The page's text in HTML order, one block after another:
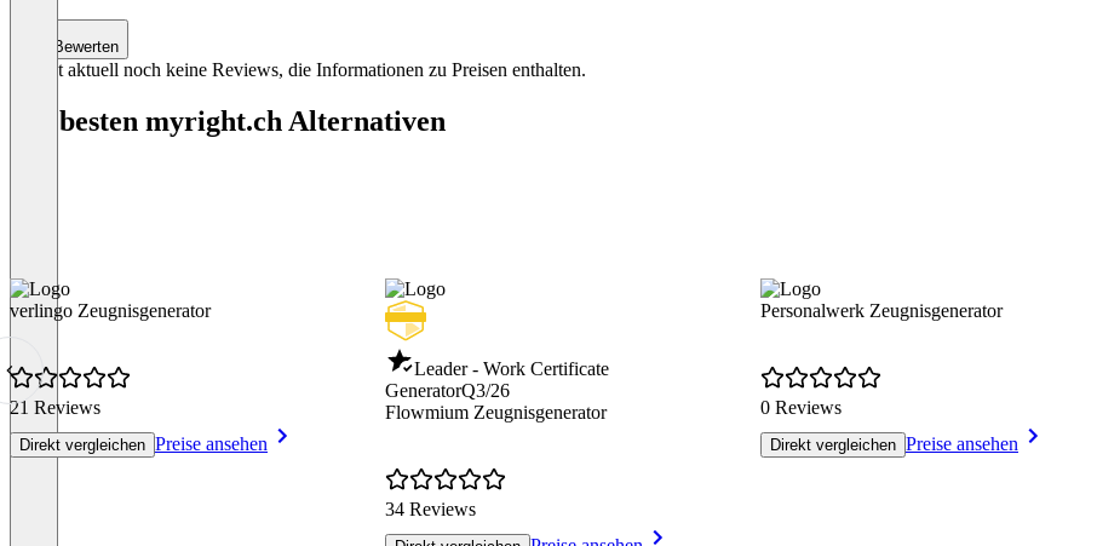
Bewerten
Es gibt aktuell noch keine Reviews, die Informationen zu Preisen enthalten.
Die besten myright.ch Alternativen
verlingo Zeugnisgenerator
21 Reviews
Direkt vergleichen Preise ansehen
Leader - Work Certificate
GeneratorQ3/26
Flowmium Zeugnisgenerator
34 Reviews
Personalwerk Zeugnisgenerator
0 Reviews
Direkt vergleichen Preise ansehen